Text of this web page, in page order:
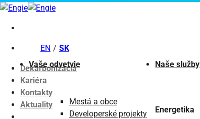
Skip
content
EN
SK
Dekarbonizácia
Kariéra
Kontakty
Aktuality
Vaše odvetvie
Mestá a obce
Developerské projekty
Naše služby
Energetika